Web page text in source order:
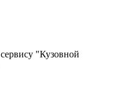
"Кузовной